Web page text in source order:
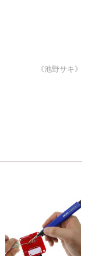
《池野サキ》